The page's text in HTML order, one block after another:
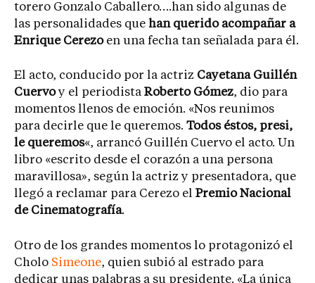
torero Gonzalo Caballero….han sido algunas de
las personalidades que han querido acompañar a
Enrique Cerezoen una fecha tan señalada para él.
El acto, conducido por la actriz Cayetana Guillén
Cuervoy el periodista Roberto Gómez, dio para
momentos llenos de emoción. «Nos reunimos
para decirle que le queremos. Todos éstos, presi,
le queremos«, arrancó Guillén Cuervo el acto. Un
libro «escrito desde el corazón a una persona
maravillosa», según la actriz y presentadora, que
llegó a reclamar para Cerezo el Premio Nacional
de Cinematografía.
Otro de los grandes momentos lo protagonizó el
Cholo Simeone, quien subió al estrado para
dedicar unas palabras a su presidente. «La única